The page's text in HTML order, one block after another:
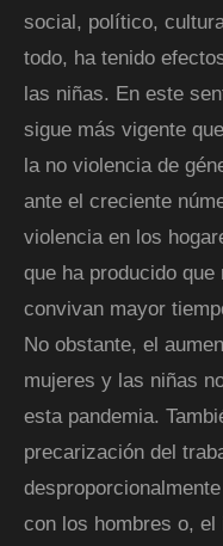
social, político,
todo, ha tenido
las niñas. En este
sigue más vigente
la no violencia de
ante el creciente
violencia en los
que ha producido
convivan mayor
No obstante, el
mujeres y las niñas
esta pandemia.
precarización del
con los hombres o, el